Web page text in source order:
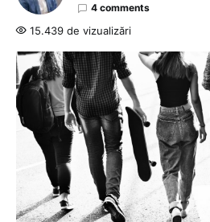
4 comments
15.439 de vizualizări